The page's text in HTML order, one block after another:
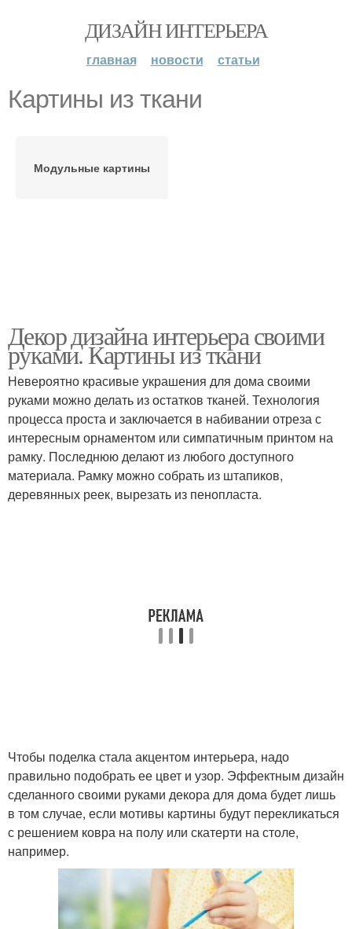
ДИЗАЙН ИНТЕРЬЕРА
главная новости статьи
Картины из ткани
Модульные картины
Декор дизайна интерьера своими
руками. Картины из ткани
Невероятно красивые украшения для дома своими
руками можно делать из остатков тканей. Технология
процесса проста и заключается в набивании отреза с
интересным орнаментом или симпатичным принтом на
рамку. Последнюю делают из любого доступного
материала. Рамку можно собрать из штапиков,
деревянных реек, вырезать из пенопласта.
Чтобы поделка стала акцентом интерьера, надо
правильно подобрать ее цвет и узор. Эффектным дизайн
сделанного своими руками декора для дома будет лишь
в том случае, если мотивы картины будут перекликаться
с решением ковра на полу или скатерти на столе,
например.